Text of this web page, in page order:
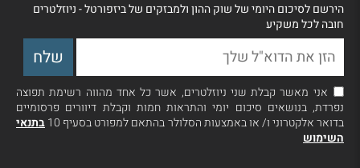
הירשם לסיכום היומי של שוק ההון ולמבזקים של ביזפורטל - ניוזלטרים
חובה לכל משקיע
אני מאשר קבלת שני ניוזלטרים, אשר כל אחד מהווה רשימת תפוצה
נפרדת, בנושאים סיכום יומי והתראות חמות וקבלת דיוורים פרסומיים
בדואר אלקטרוני ו/ או באמצעות הסלולר בהתאם למפורט בסעיף 10
בתנאי
השימוש